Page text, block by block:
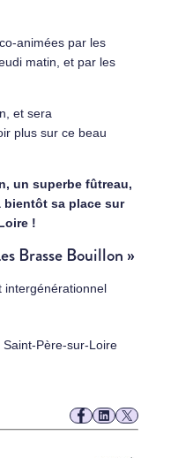
animées par les
matin, et par les
et sera
plus sur ce beau
un superbe fûtreau,
bientôt sa place sur
!
Brasse Bouillon »
intergénérationnel
Père-sur-Loire